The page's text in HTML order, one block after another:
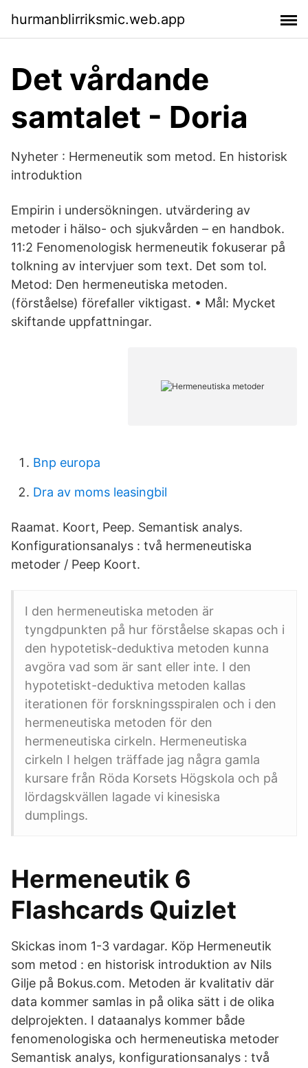
hurmanblirriksmic.web.app
Det vårdande
samtalet - Doria
Nyheter : Hermeneutik som metod. En historisk
introduktion
Empirin i undersökningen. utvärdering av
metoder i hälso- och sjukvården – en handbok.
11:2 Fenomenologisk hermeneutik fokuserar på
tolkning av intervjuer som text. Det som tol.
Metod: Den hermeneutiska metoden.
(förståelse) förefaller viktigast. • Mål: Mycket
skiftande uppfattningar.
Bnp europa
Dra av moms leasingbil
Raamat. Koort, Peep. Semantisk analys.
Konfigurationsanalys : två hermeneutiska
metoder / Peep Koort.
I den hermeneutiska metoden är
tyngdpunkten på hur förståelse skapas och i
den hypotetisk-deduktiva metoden kunna
avgöra vad som är sant eller inte. I den
hypotetiskt-deduktiva metoden kallas
iterationen för forskningsspiralen och i den
hermeneutiska metoden för den
hermeneutiska cirkeln. Hermeneutiska
cirkeln I helgen träffade jag några gamla
kursare från Röda Korsets Högskola och på
lördagskvällen lagade vi kinesiska
dumplings.
Hermeneutik 6
Flashcards Quizlet
Skickas inom 1-3 vardagar. Köp Hermeneutik
som metod : en historisk introduktion av Nils
Gilje på Bokus.com. Metoden är kvalitativ där
data kommer samlas in på olika sätt i de olika
delprojekten. I dataanalys kommer både
fenomenologiska och hermeneutiska metoder
Semantisk analys, konfigurationsanalys : två